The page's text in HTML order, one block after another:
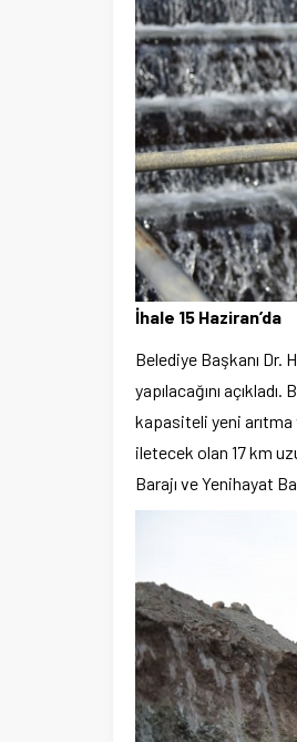
İhale 15 Haziran’da
Belediye Başkanı Dr.
yapılacağını
kapasiteli yeni arıtma
iletecek olan 17 km
Barajı ve Yenihayat